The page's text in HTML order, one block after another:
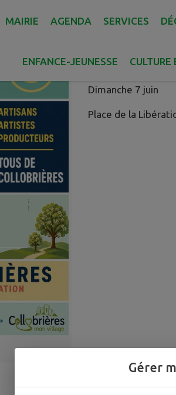
page
MAIRIE AGENDA SERVICES
ENFANCE-JEUNESSEPublié le vendredi
Dimanche 7 juin
Place de la
Gérer